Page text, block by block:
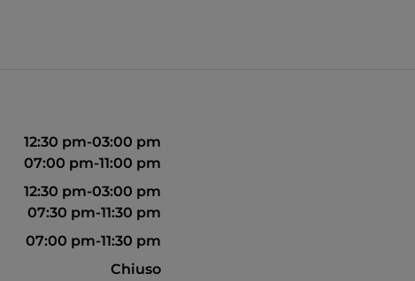
12:30 pm-03:00 pm
07:00 pm-11:00 pm
12:30 pm-03:00 pm
07:30 pm-11:30 pm
07:00 pm-11:30 pm
Chiuso